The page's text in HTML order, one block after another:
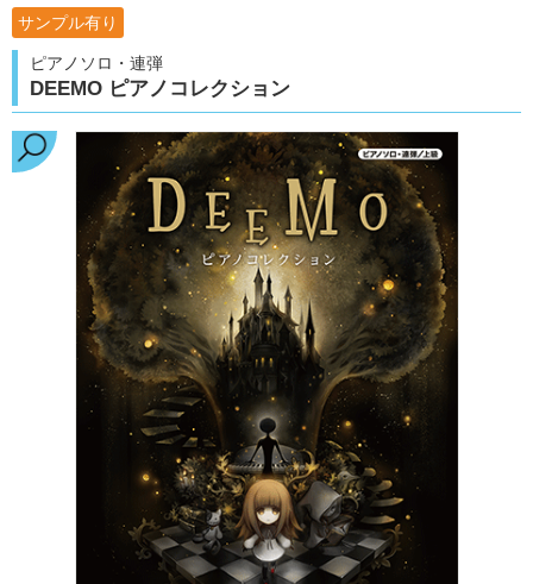
サンプル有り
ピアノソロ・連弾
DEEMO ピアノコレクション